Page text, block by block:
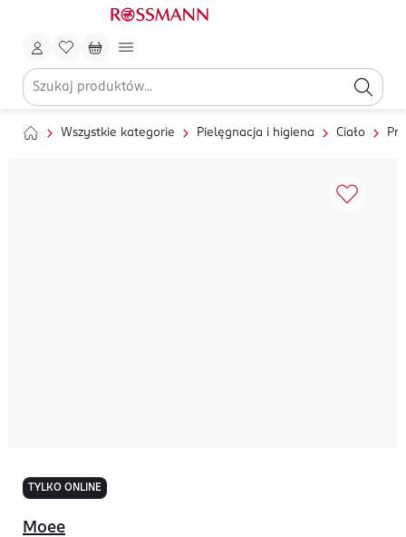
Wszystkie kategorie Pielęgnacja i higiena Ciało
TYLKO ONLINE
Moee